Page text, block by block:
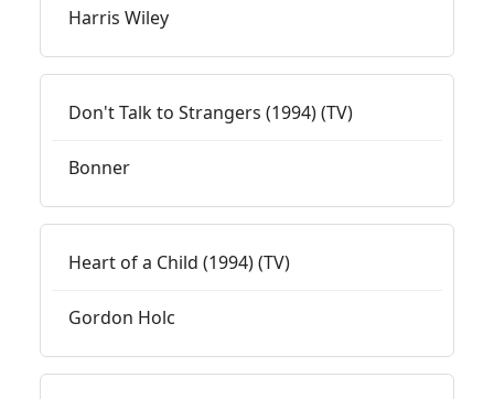
Harris Wiley
Don't Talk to Strangers (1994) (TV)
Bonner
Heart of a Child (1994) (TV)
Gordon Holc